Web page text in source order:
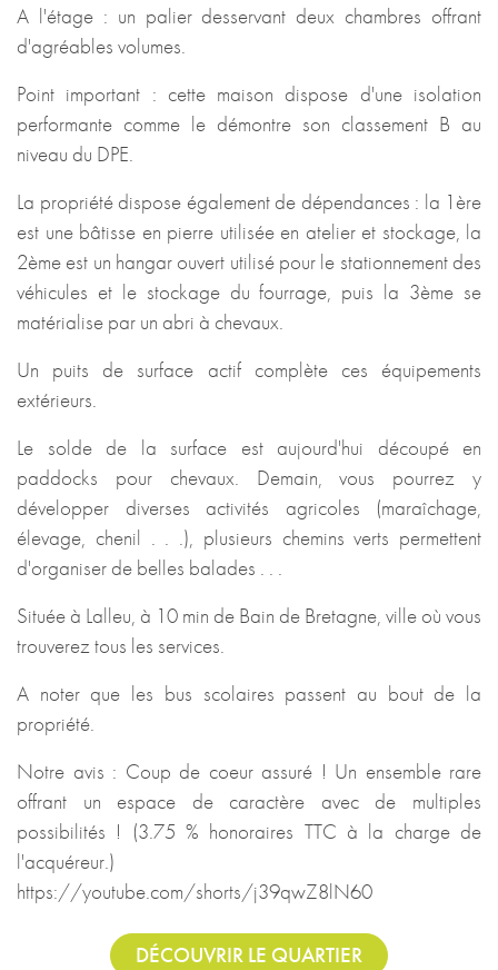
A l'étage : un palier desservant deux chambres offrant
d'agréables volumes.
Point important : cette maison dispose d'une isolation
performante comme le démontre son classement B au
niveau du DPE.
La propriété dispose également de dépendances : la 1ère
est une bâtisse en pierre utilisée en atelier et stockage, la
2ème est un hangar ouvert utilisé pour le stationnement des
véhicules et le stockage du fourrage, puis la 3ème se
matérialise par un abri à chevaux.
Un puits de surface actif complète ces équipements
extérieurs.
Le solde de la surface est aujourd'hui découpé en
paddocks pour chevaux. Demain, vous pourrez y
développer diverses activités agricoles (maraîchage,
élevage, chenil . . .), plusieurs chemins verts permettent
d'organiser de belles balades . . .
Située à Lalleu, à 10 min de Bain de Bretagne, ville où vous
trouverez tous les services.
A noter que les bus scolaires passent au bout de la
propriété.
Notre avis : Coup de coeur assuré ! Un ensemble rare
offrant un espace de caractère avec de multiples
possibilités ! (3.75 % honoraires TTC à la charge de
l'acquéreur.)
https://youtube.com/shorts/j39qwZ8lN60
DÉCOUVRIR LE QUARTIER